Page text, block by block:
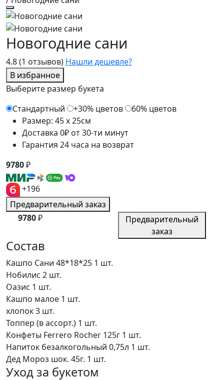
4.8(1 отзывов) Нашли дешевле?
В избранное
Новогодние сани
Выберите размер букета
Стандартный
+30% цветов
60% цветов
Размер: 45 x 25см
Доставка 0₽ от 30-ти минут
Гарантия 24 часа на возврат
9780₽
+196
Предварительный заказ
9780₽
Предварительный
заказ
Состав
Кашпо Сани 48*18*25 1 шт.
Нобилис 2 шт.
Оазис 1 шт.
Кашпо малое 1 шт.
хлопок3 шт.
Топпер (в ассорт.) 1 шт.
Конфеты Ferrero Rocher 125г 1 шт.
Напиток безалкогольный 0,75л 1 шт.
Дед Мороз шок. 45г. 1 шт.
Уход за букетом